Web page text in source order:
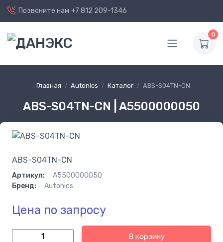
Позвоните нам +7 812 209-1346
0
Главная Autonics Каталог ABS-S04TN-CN
ABS-S04TN-CN | A5500000050
ABS-S04TN-CN
Артикул:
A5500000050
Бренд:
Autonics
Цена по запросу
В корзину